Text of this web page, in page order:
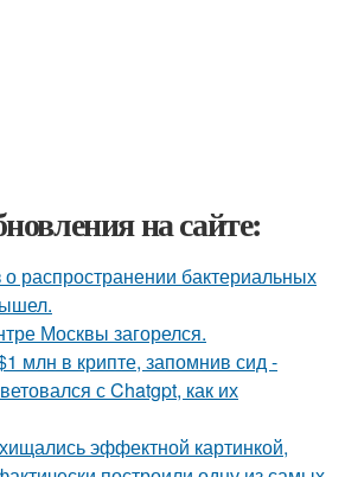
на сайте:
распространении бактериальных
Москвы загорелся.
млн в крипте, запомнив сид -
с Chatgpt, как их
эффектной картинкой,